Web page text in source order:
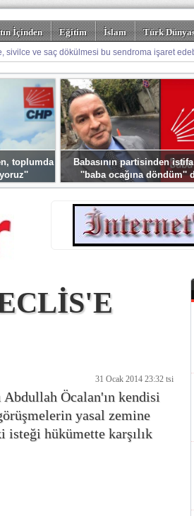
İçinden Eğitim İslam Türk
Kalem Foto Galeriler
toplumda
Babasının partisinden
''baba ocağına döndüm''
31 Ocak 2014 23:32 tsi
Abdullah Öcalan'ın kendisi
yasal zemine
isteği hükümette karşılık